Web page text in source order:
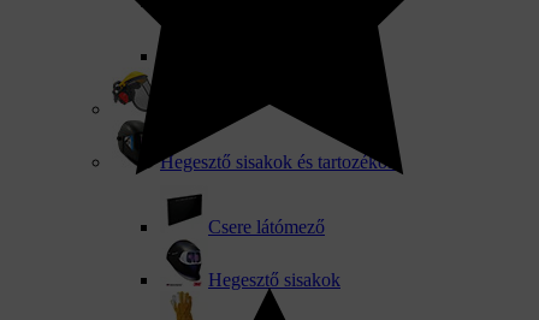
Hegesztő sisakok és tartozékok
Csere látómező
Hegesztő sisakok